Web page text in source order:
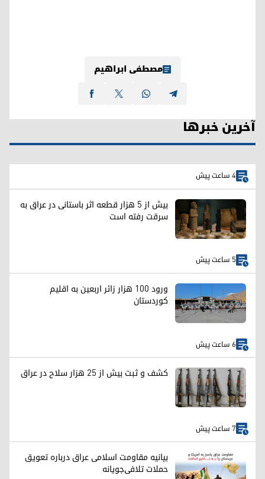
مصطفی ابراهیم
آخرین خبرها
4 ساعت پیش
بیش از ۵ هزار قطعه اثر باستانی در عراق به
سرقت رفته است
5 ساعت پیش
ورود ۱۰۰ هزار زائر اربعین به اقلیم
کوردستان
6 ساعت پیش
کشف و ثبت بیش از ۲۵ هزار سلاح در عراق
7 ساعت پیش
بیانیه مقاومت اسلامی عراق درباره تعویق
حملات تلافی‌جویانه